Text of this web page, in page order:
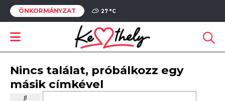
ÖNKORMÁNYZAT 27 °C
Nincs találat, próbálkozz egy
másik címkével